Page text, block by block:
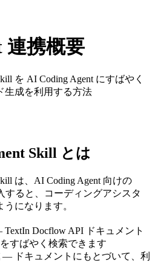
連携概要
を AI Coding Agent にすばやく
生成を利用する方法
Skill とは
は、AI Coding Agent 向けの
すると、コーディングアシスタ
になります。
Docflow API ドキュメント
すばやく検索できます
— ドキュメントにもとづいて、利